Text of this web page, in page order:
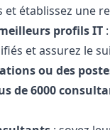
établissez une
profils IT
et assurez le
ou des
de 6000